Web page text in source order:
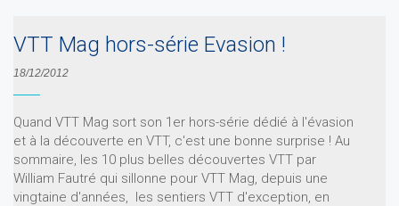
VTT Mag hors-série Evasion !
18/12/2012
Quand VTT Mag sort son 1er hors-série dédié à l'évasion
et à la découverte en VTT, c'est une bonne surprise ! Au
sommaire, les 10 plus belles découvertes VTT par
William Fautré qui sillonne pour VTT Mag, depuis une
vingtaine d'années, les sentiers VTT d'exception, en